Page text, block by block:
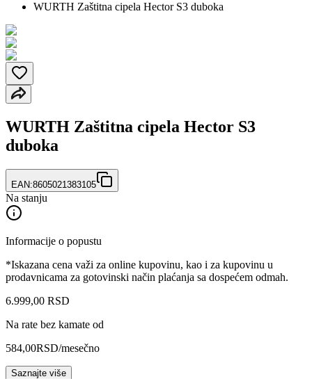
WURTH Zaštitna cipela Hector S3 duboka
WURTH Zaštitna cipela Hector S3
duboka
EAN:8605021383105
Na stanju
Informacije o popustu
*Iskazana cena važi za online kupovinu, kao i za kupovinu u
prodavnicama za gotovinski način plaćanja sa dospećem odmah.
6.999,00 RSD
Na rate bez kamate od
584,00RSD/mesečno
Saznajte više